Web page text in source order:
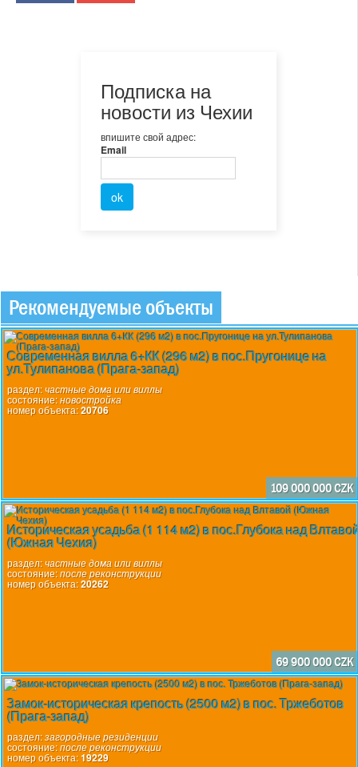
Подписка на
новости из Чехии
впишите свой адрес:
Email
Рекомендуемые объекты
Современная вилла 6+КК (296 м2) в пос.Пругонице на
ул.Тулипанова (Прага-запад)
раздел:частные дома или виллы
состояние:новостройка
номер объекта:20706
109 000 000 CZK
Историческая усадьба (1 114 м2) в пос.Глубока над
(Южная Чехия)
раздел:частные дома или виллы
состояние:после реконструкции
номер объекта:20262
69 900 000 CZK
Замок-историческая крепость (2500 м2) в пос. Тржеботов
(Прага-запад)
раздел:загородные резиденции
состояние:после реконструкции
номер объекта:19229